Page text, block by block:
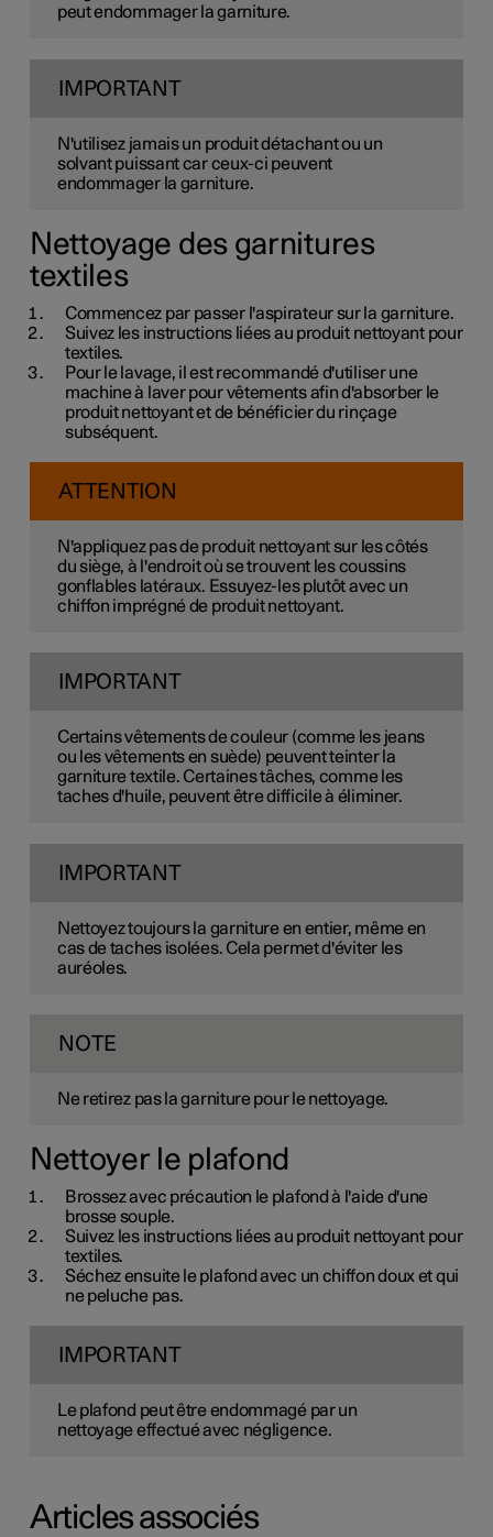
peut endommager la garniture.
IMPORTANT
N'utilisez jamais un produit détachant ou un
solvant puissant car ceux-ci peuvent
endommager la garniture.
Nettoyage des garnitures
textiles
Commencez par passer l'aspirateur sur la garniture.
Suivez les instructions liées au produit nettoyant pour
textiles.
Pour le lavage, il est recommandé d'utiliser une
machine à laver pour vêtements afin d'absorber le
produit nettoyant et de bénéficier du rinçage
subséquent.
ATTENTION
N'appliquez pas de produit nettoyant sur les côtés
du siège, à l'endroit où se trouvent les coussins
gonflables latéraux. Essuyez-les plutôt avec un
chiffon imprégné de produit nettoyant.
IMPORTANT
Certains vêtements de couleur (comme les jeans
ou les vêtements en suède) peuvent teinter la
garniture textile. Certaines tâches, comme les
taches d'huile, peuvent être difficile à éliminer.
IMPORTANT
Nettoyez toujours la garniture en entier, même en
cas de taches isolées. Cela permet d'éviter les
auréoles.
NOTE
Ne retirez pas la garniture pour le nettoyage.
Nettoyer le plafond
Brossez avec précaution le plafond à l'aide d'une
brosse souple.
Suivez les instructions liées au produit nettoyant pour
textiles.
Séchez ensuite le plafond avec un chiffon doux et qui
ne peluche pas.
IMPORTANT
Le plafond peut être endommagé par un
nettoyage effectué avec négligence.
Articles associés